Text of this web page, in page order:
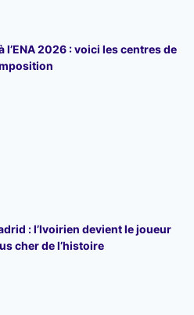
l’ENA 2026 : voici les centres de
: l’Ivoirien devient le joueur
cher de l’histoire